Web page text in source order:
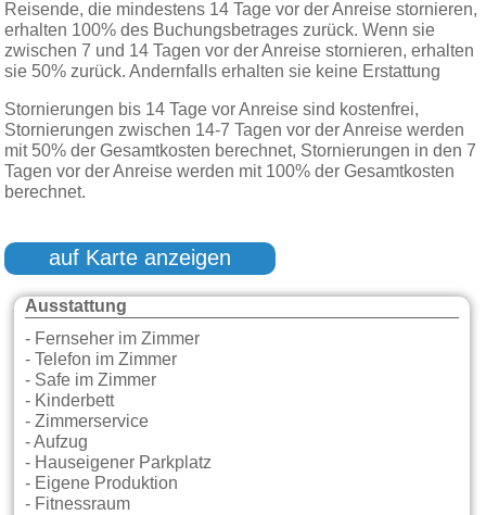
Reisende, die mindestens 14 Tage vor der Anreise stornieren,
erhalten 100% des Buchungsbetrages zurück. Wenn sie
zwischen 7 und 14 Tagen vor der Anreise stornieren, erhalten
sie 50% zurück. Andernfalls erhalten sie keine Erstattung
Stornierungen bis 14 Tage vor Anreise sind kostenfrei,
Stornierungen zwischen 14-7 Tagen vor der Anreise werden
mit 50% der Gesamtkosten berechnet, Stornierungen in den 7
Tagen vor der Anreise werden mit 100% der Gesamtkosten
berechnet.
auf Karte anzeigen
Ausstattung
- Fernseher im Zimmer
- Telefon im Zimmer
- Safe im Zimmer
- Kinderbett
- Zimmerservice
- Aufzug
- Hauseigener Parkplatz
- Eigene Produktion
- Fitnessraum